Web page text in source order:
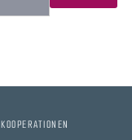
KOOPERATIONEN